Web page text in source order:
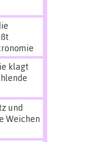
klagt
und
Weichen